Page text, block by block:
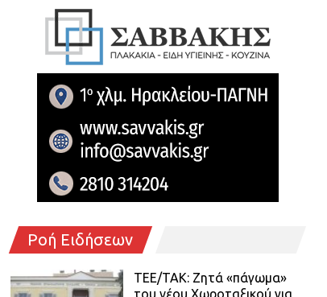
Ροή Ειδήσεων
ΤΕΕ/ΤΑΚ: Ζητά «πάγωμα»
του νέου Χωροταξικού για